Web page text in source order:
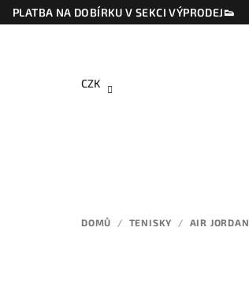
Přejít
na
PLATBA NA DOBÍRKU V SEKCI VÝPRODEJ👟
CZK
DOMŮ / TENISKY / AIR JORDAN